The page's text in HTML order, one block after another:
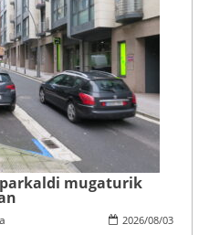
mugaturik
2026/08/03